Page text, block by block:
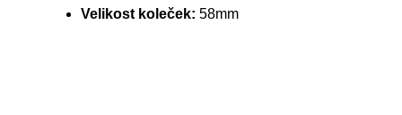
Velikost koleček: 58mm